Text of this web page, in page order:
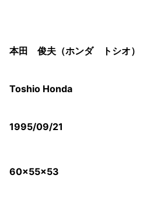
本田 俊夫（ホンダ トシオ）
Toshio Honda
1995/09/21
60×55×53